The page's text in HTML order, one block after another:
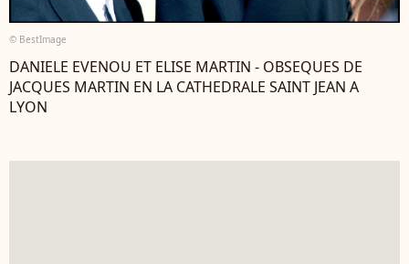
© BestImage
DANIELE EVENOU ET ELISE MARTIN - OBSEQUES DE
JACQUES MARTIN EN LA CATHEDRALE SAINT JEAN A
LYON